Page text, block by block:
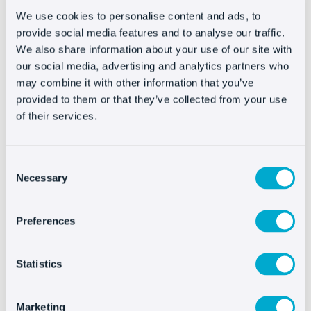
We use cookies to personalise content and ads, to
provide social media features and to analyse our traffic.
We also share information about your use of our site with
our social media, advertising and analytics partners who
may combine it with other information that you’ve
provided to them or that they’ve collected from your use
of their services.
Selection
Necessary
Preferences
Statistics
Marketing
es importante
implantar una
atención al cliente
visual en e-commerce?
enseñado que
no todos los clientes saben
trabajamos en este “mundillo” sabemos de
sobrapero tenemos que usar más la empatía y
pensar en qué ocurriría si el cliente no sabe
hacer esto o no sabe llegar hasta allí o si,